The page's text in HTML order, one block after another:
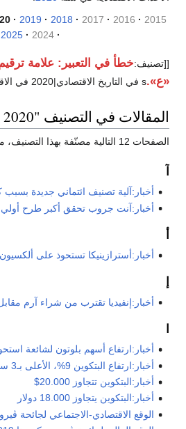
2015
2016
2017
2018
2019
2024
2025
[[تصنيف:خطأ في التعبير: علامة
«ع».s في التاريخ الاقتصادي|2020 في الاقتصاد]]
المقالات في التصنيف "2020 في الاقتصاد"
الصفحات 12 التالية مصنّفة بهذا التصنيف، من إجمالي 12.
أخبار:آلية تصنيف ائتماني جديدة بسبب
أخبار:آنت جروب تحقق أكبر طرح أولي
أخبار:أسترازينيكا تستحوذ على ألكسيون
إ
أخبار:إنفيديا تقترب من شراء آرم مقابل
أخبار:ارتفاع أسهم بلوتون لشائعة
أخبار:ارتفاع البتكوين 9%، الأعلى بـ3 سنوات
أخبار:البتكوين تتجاوز 20.000$
أخبار:البتكوين يتجاوز 18.000 دولار
الوقع الاقتصادي-الاجتماعي لجائحة ڤيروس